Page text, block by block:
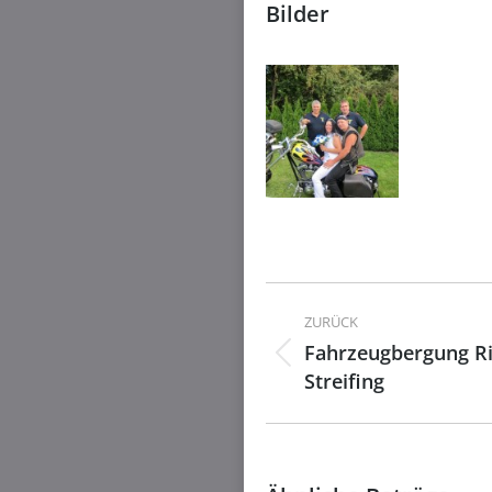
Bilder
ZURÜCK
Vorheriger
Beitrag:
Fahrzeugbergung
Streifing